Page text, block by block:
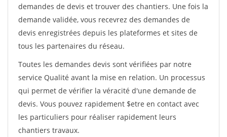
demandes de devis et trouver des chantiers. Une fois la
demande validée, vous recevrez des demandes de
devis enregistrées depuis les plateformes et sites de
tous les partenaires du réseau.
Toutes les demandes devis sont vérifiées par notre
service Qualité avant la mise en relation. Un processus
qui permet de vérifier la véracité d'une demande de
devis. Vous pouvez rapidement $etre en contact avec
les particuliers pour réaliser rapidement leurs
chantiers travaux.